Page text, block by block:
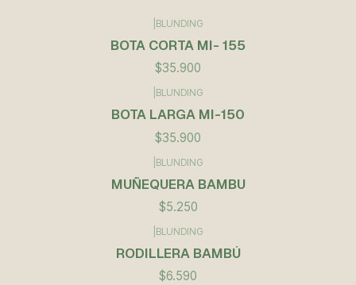
BLUNDING
BOTA CORTA MI- 155
$35.900
BLUNDING
BOTA LARGA MI-150
$35.900
BLUNDING
MUÑEQUERA BAMBU
$5.250
BLUNDING
RODILLERA BAMBÚ
$6.590